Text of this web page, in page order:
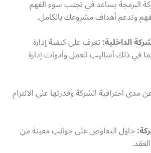
البرمجة يساعد في تجنب سوء الفهم
وتدعم أهداف مشروعك بالكامل.
تعرف على كيفية إدارة
في ذلك أساليب العمل وأدوات إدارة
احترافية الشركة وقدرتها على الالتزام
حاول التفاوض على جوانب معينة من